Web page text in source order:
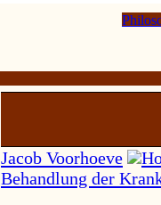
Jacob Voorhoeve
Behandlung der